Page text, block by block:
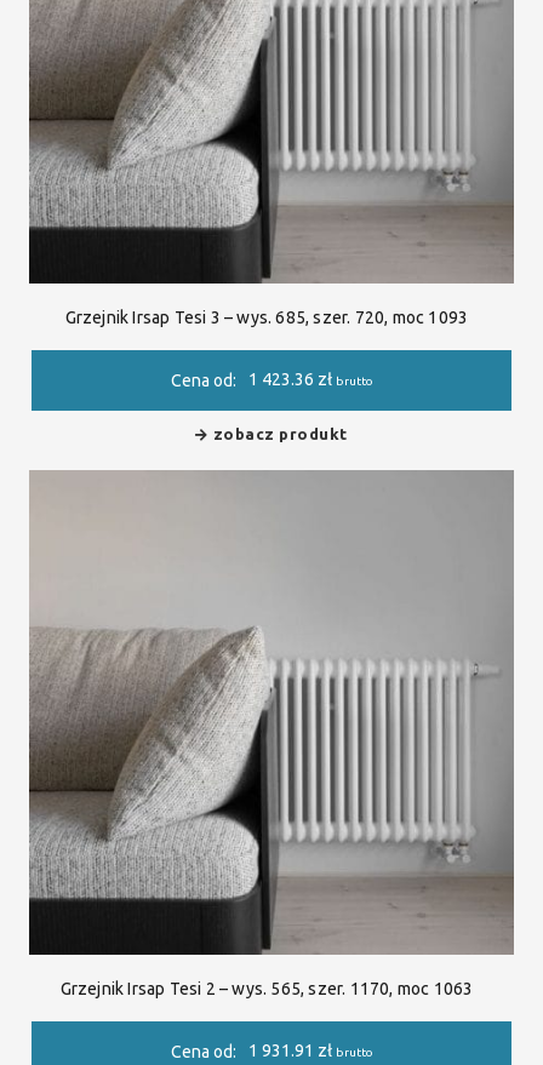
Grzejnik Irsap Tesi 3 – wys. 685, szer. 720, moc 1093
Cena od: 1 423.36 zł brutto
zobacz produkt
Grzejnik Irsap Tesi 2 – wys. 565, szer. 1170, moc 1063
Cena od: 1 931.91 zł brutto